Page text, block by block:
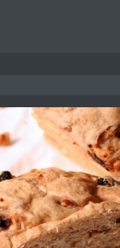
градската
ПРОСТОРЕН
АПАРТАМЕНТ В
КУБА